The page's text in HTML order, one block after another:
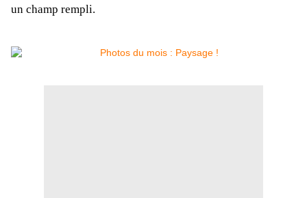
un champ rempli.